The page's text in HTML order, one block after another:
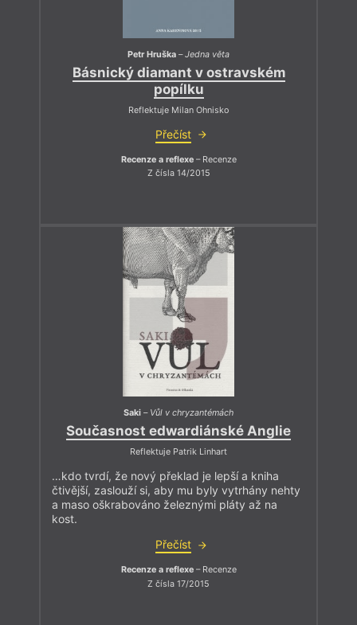
Petr Hruška –Jedna věta
Básnický diamant v ostravském
popílku
Reflektuje Milan Ohnisko
Přečíst
Recenze a reflexe– Recenze
Z čísla 14/2015
Saki – Vůl v chryzantémách
Současnost edwardiánské Anglie
Reflektuje Patrik Linhart
…kdo tvrdí, že nový překlad je lepší a kniha
čtivější, zaslouží si, aby mu byly vytrhány nehty
a maso oškrabováno železnými pláty až na
kost.
Přečíst
Recenze a reflexe– Recenze
Z čísla 17/2015